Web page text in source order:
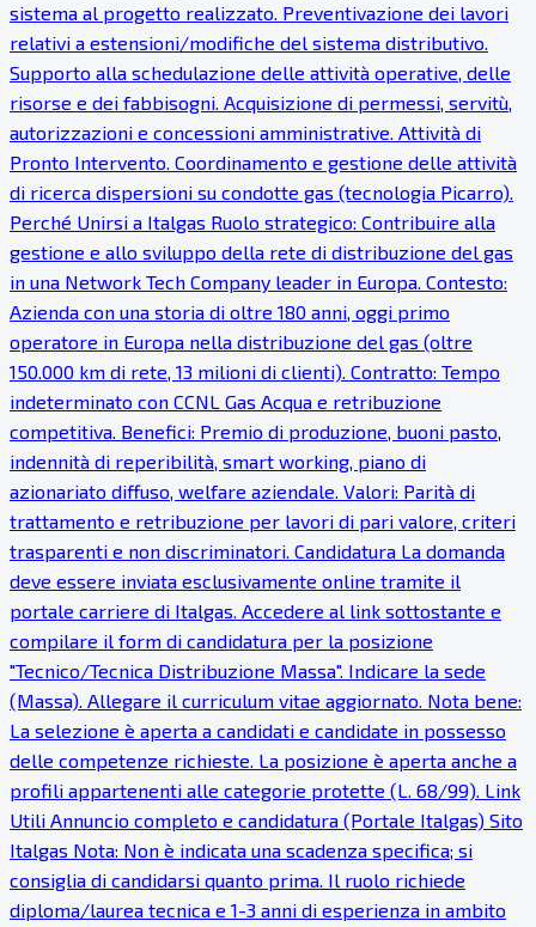
sistema al progetto realizzato. Preventivazione dei lavori
relativi a estensioni/modifiche del sistema distributivo.
Supporto alla schedulazione delle attività operative, delle
risorse e dei fabbisogni. Acquisizione di permessi, servitù,
autorizzazioni e concessioni amministrative. Attività di
Pronto Intervento. Coordinamento e gestione delle attività
di ricerca dispersioni su condotte gas (tecnologia Picarro).
Perché Unirsi a Italgas Ruolo strategico: Contribuire alla
gestione e allo sviluppo della rete di distribuzione del gas
in una Network Tech Company leader in Europa. Contesto:
Azienda con una storia di oltre 180 anni, oggi primo
operatore in Europa nella distribuzione del gas (oltre
150.000 km di rete, 13 milioni di clienti). Contratto: Tempo
indeterminato con CCNL Gas Acqua e retribuzione
competitiva. Benefici: Premio di produzione, buoni pasto,
indennità di reperibilità, smart working, piano di
azionariato diffuso, welfare aziendale. Valori: Parità di
trattamento e retribuzione per lavori di pari valore, criteri
trasparenti e non discriminatori. Candidatura La domanda
deve essere inviata esclusivamente online tramite il
portale carriere di Italgas. Accedere al link sottostante e
compilare il form di candidatura per la posizione
"Tecnico/Tecnica Distribuzione Massa". Indicare la sede
(Massa). Allegare il curriculum vitae aggiornato. Nota bene:
La selezione è aperta a candidati e candidate in possesso
delle competenze richieste. La posizione è aperta anche a
profili appartenenti alle categorie protette (L. 68/99). Link
Utili Annuncio completo e candidatura (Portale Italgas) Sito
Italgas Nota: Non è indicata una scadenza specifica; si
consiglia di candidarsi quanto prima. Il ruolo richiede
diploma/laurea tecnica e 1-3 anni di esperienza in ambito